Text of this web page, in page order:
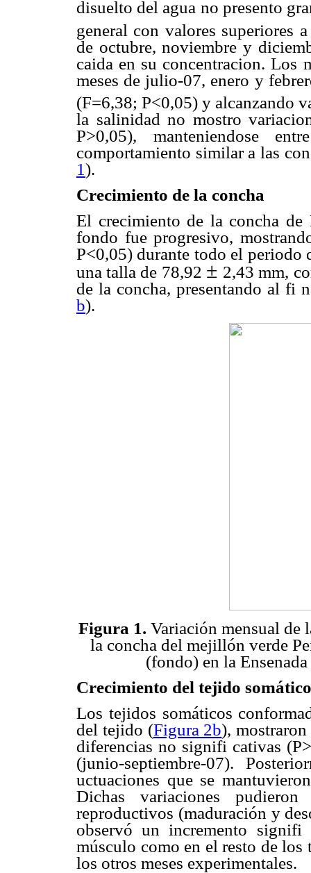
disuelto del agua no presento
general con valores superiores
de octubre, noviembre y
caida en su concentracion. Los
meses de julio-07, enero y
(F=6,38; P<0,05) y alcanzando
la salinidad no mostro
P>0,05), manteniendose
comportamiento similar a las
1).
Crecimiento de la concha
El crecimiento de la concha
fondo fue progresivo,
P<0,05) durante todo el
una talla de 78,92 ± 2,43 mm,
de la concha, presentando al fi
b).
Figura 1. Variación mensual de
la concha del mejillón verde
(fondo) en la
Crecimiento del tejido
Los tejidos somáticos
del tejido (Figura 2b),
diferencias no signifi cativas
(junio-septiembre-07).
uctuaciones que se
Dichas variaciones
reproductivos (maduración y
observó un incremento
músculo como en el resto de
los otros meses experimentales.